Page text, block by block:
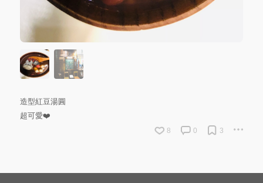
造型紅豆湯圓
超可愛❤️
8 0 3